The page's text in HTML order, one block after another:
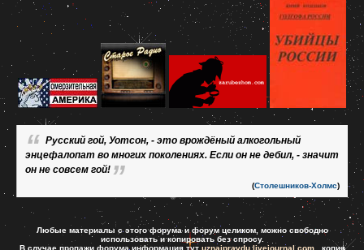
Русский гой, Уотсон, - это врождёный алкогольный
энцефалопат во многих поколениях. Если он не дебил, - значит
он не совсем гой!
(Столешников-Холмс)
Любые материалы с этого форума и форум целиком, можно свободно
использовать и копировать без спросу.
В случае пропажи форума информация тут uznaipravdu.livejournal.comкопия